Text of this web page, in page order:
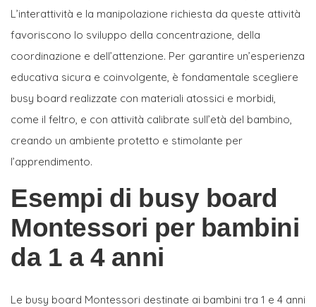
L’interattività e la manipolazione richiesta da queste attività
favoriscono lo sviluppo della concentrazione, della
coordinazione e dell’attenzione. Per garantire un’esperienza
educativa sicura e coinvolgente, è fondamentale scegliere
busy board realizzate con materiali atossici e morbidi,
come il feltro, e con attività calibrate sull’età del bambino,
creando un ambiente protetto e stimolante per
l’apprendimento.
Esempi di busy board
Montessori per bambini
da 1 a 4 anni
Le busy board Montessori destinate ai bambini tra 1 e 4 anni